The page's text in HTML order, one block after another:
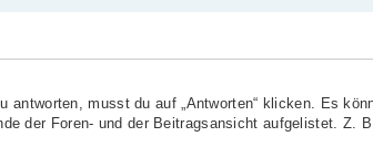
antworten, musst du auf „Antworten“ klicken. Es
der Foren- und der Beitragsansicht aufgelistet. Z.